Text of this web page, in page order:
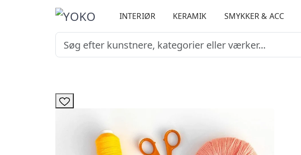
INTERIØR KERAMIK SMYKKER & ACC